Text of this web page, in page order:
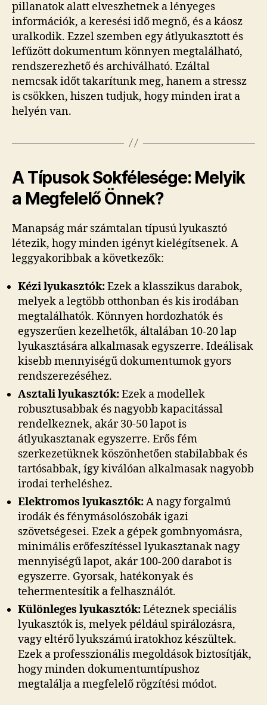
pillanatok alatt elveszhetnek a lényeges
információk, a keresési idő megnő, és a káosz
uralkodik. Ezzel szemben egy átlyukasztott és
lefűzött dokumentum könnyen megtalálható,
rendszerezhető és archiválható. Ezáltal
nemcsak időt takarítunk meg, hanem a stressz
is csökken, hiszen tudjuk, hogy minden irat a
helyén van.
A Típusok Sokfélesége: Melyik
a Megfelelő Önnek?
Manapság már számtalan típusú lyukasztó
létezik, hogy minden igényt kielégítsenek. A
leggyakoribbak a következők:
Kézi lyukasztók:Ezek a klasszikus darabok,
melyek a legtöbb otthonban és kis irodában
megtalálhatók. Könnyen hordozhatók és
egyszerűen kezelhetők, általában 10-20 lap
lyukasztására alkalmasak egyszerre. Ideálisak
kisebb mennyiségű dokumentumok gyors
rendszerezéséhez.
Asztali lyukasztók:Ezek a modellek
robusztusabbak és nagyobb kapacitással
rendelkeznek, akár 30-50 lapot is
átlyukasztanak egyszerre. Erős fém
szerkezetüknek köszönhetően stabilabbak és
tartósabbak, így kiválóan alkalmasak nagyobb
irodai terheléshez.
Elektromos lyukasztók:A nagy forgalmú
irodák és fénymásolószobák igazi
szövetségesei. Ezek a gépek gombnyomásra,
minimális erőfeszítéssel lyukasztanak nagy
mennyiségű lapot, akár 100-200 darabot is
egyszerre. Gyorsak, hatékonyak és
tehermentesítik a felhasználót.
Különleges lyukasztók:Léteznek speciális
lyukasztók is, melyek például spirálozásra,
vagy eltérő lyukszámú iratokhoz készültek.
Ezek a professzionális megoldások biztosítják,
hogy minden dokumentumtípushoz
megtalálja a megfelelő rögzítési módot.